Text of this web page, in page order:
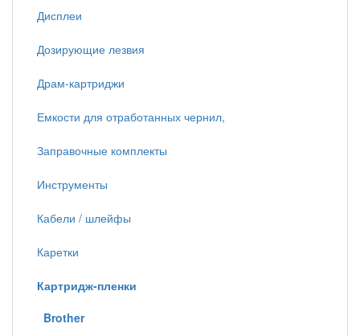
Дисплеи
Дозирующие лезвия
Драм-картриджи
Емкости для отработанных чернил,
Заправочные комплекты
Инструменты
Кабели / шлейфы
Каретки
Картридж-пленки
Brother